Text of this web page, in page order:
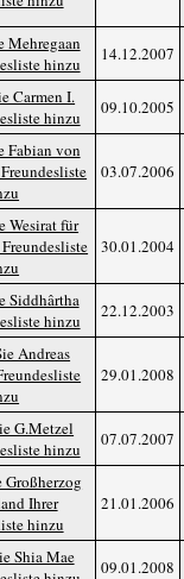
14.12.2007
09.10.2005
03.07.2006
30.01.2004
22.12.2003
29.01.2008
07.07.2007
21.01.2006
09.01.2008